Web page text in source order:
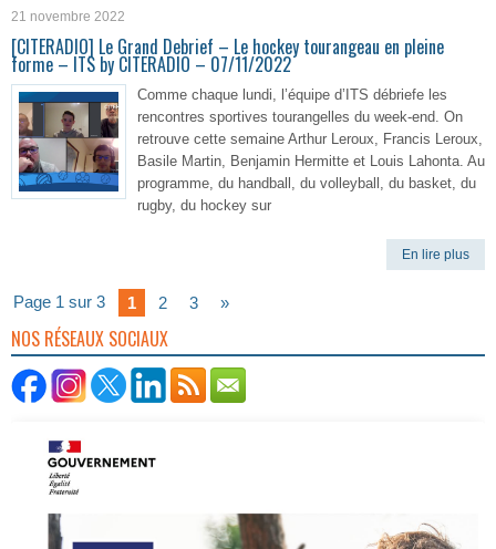
21 novembre 2022
[CITERADIO] Le Grand Debrief – Le hockey tourangeau en pleine
forme – ITS by CITERADIO – 07/11/2022
Comme chaque lundi, l’équipe d’ITS débriefe les
rencontres sportives tourangelles du week-end. On
retrouve cette semaine Arthur Leroux, Francis Leroux,
Basile Martin, Benjamin Hermitte et Louis Lahonta. Au
programme, du handball, du volleyball, du basket, du
rugby, du hockey sur
En lire plus
Page 1 sur 3 1 2 3 »
NOS RÉSEAUX SOCIAUX